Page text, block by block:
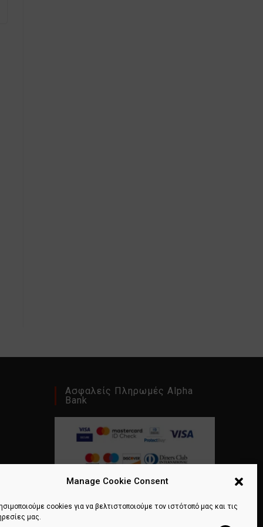
Manage Cookie Consent
cookies για να βελτιστοποιούμε τον ιστότοπό μας και τις
μας.
Ασφαλείς Πληρωμές Alpha
Bank